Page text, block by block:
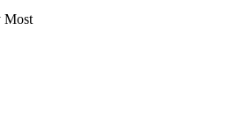
Most